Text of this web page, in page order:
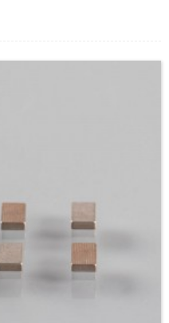
sprečiti sagorevanje